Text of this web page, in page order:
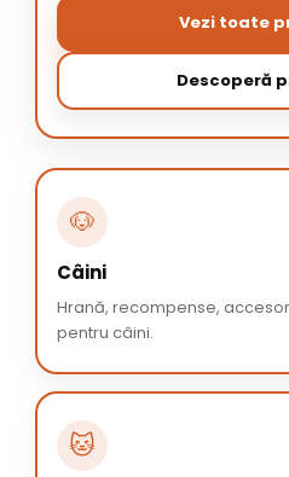
Vezi toate
Descoperă
🐶
Câini
Hrană, recompense,
pentru câini.
🐱